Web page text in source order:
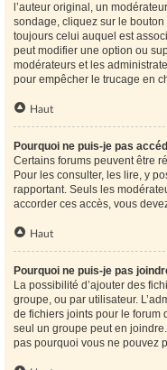
l’auteur original, un
sondage, cliquez sur le bouton
toujours celui auquel est
peut modifier une option ou
modérateurs et les
pour empêcher le trucage en
Haut
Pourquoi ne puis-je pas
Certains forums peuvent être
Pour les consulter, les lire, y
rapportant. Seuls les
accorder ces accès, vous
Haut
Pourquoi ne puis-je pas
La possibilité d’ajouter des
groupe, ou par utilisateur.
de fichiers joints pour le forum
seul un groupe peut en
pas pourquoi vous ne pouvez